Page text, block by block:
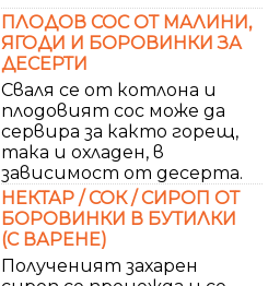
ПЛОДОВ СОС ОТ МАЛИНИ,
ЯГОДИ И БОРОВИНКИ ЗА
ДЕСЕРТИ
Сваля се от котлона и
плодовият сос може да
сервира за както горещ,
така и охладен, в
зависимост от десерта.
НЕКТАР / СОК / СИРОП ОТ
БОРОВИНКИ В БУТИЛКИ
(С ВАРЕНЕ)
Полученият захарен